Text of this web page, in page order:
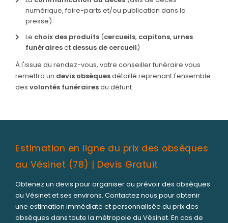
numérique, faire-parts et/ou publication dans la
presse)
Le choix des produits (cercueils, capitons, urnes
funéraireset dessus de cercueil)
À l'issue du rendez-vous, votre conseiller funéraire vous
remettra un devis obsèquesdétaillé reprenant l'ensemble
des volontés funérairesdu défunt.
Estimation en ligne du prix des obsèques
au Vésinet (78) | Devis Gratuit
Obtenez un devis pour organiser ou prévoir des obsèques
au Vésinet et ses environs. Contactez nous pour obtenir
une estimation immédiate et personnalisée du prix des
obsèques dans toute la métropole du Vésinet. En cas de